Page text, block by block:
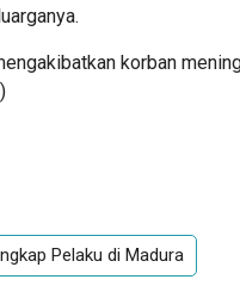
korban
Pelaku di Madura